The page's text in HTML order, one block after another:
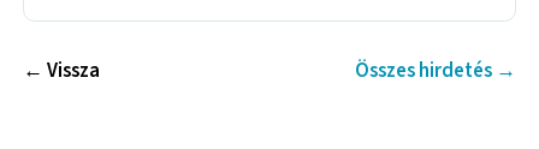
← Vissza Összes hirdetés →